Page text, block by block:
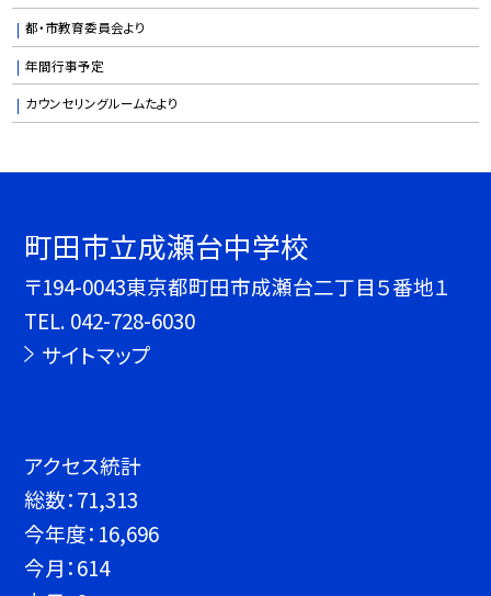
都・市教育委員会より
年間行事予定
カウンセリングルームたより
町田市立成瀬台中学校
〒194-0043東京都町田市成瀬台二丁目５番地１
TEL. 042-728-6030
サイトマップ
アクセス統計
総数：71,313
今年度： 16,696
今月：614